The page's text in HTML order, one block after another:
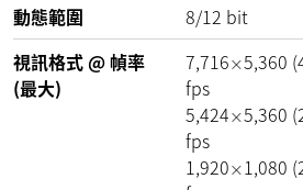
動態範圍 8/12 bit
視訊格式 @ 幀率
(最大)
7,716×5,360 (
fps
5,424×5,360 (
fps
1,920×1,080 (